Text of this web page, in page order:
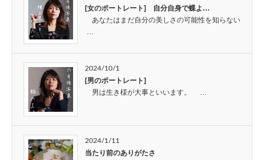
[女のポートレート] 自分自身で蝶よ…
あなたはまだ自分の美しさの可能性を知らない
…
2024/10/1
[男のポートレート]
男は生き様が大事といいます。 …
2024/1/11
当たり前のありがたさ